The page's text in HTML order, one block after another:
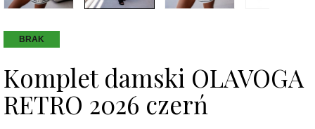
BRAK
Komplet damski OLAVOGA
RETRO 2026 czerń